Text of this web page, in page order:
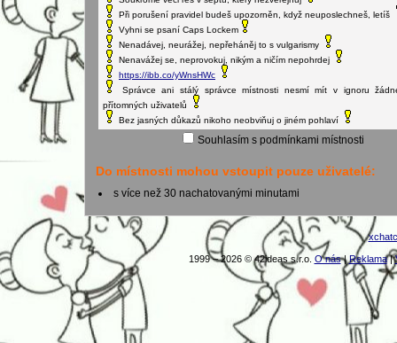
Při porušení pravidel budeš upozorněn, když neuposlechneš, letíš
Vyhni se psaní Caps Lockem
Nenadávej, neurážej, nepřeháněj to s vulgarismy
Nenavážej se, neprovokuj, nikým a ničím nepohrdej
https://ibb.co/yWnsHWc
Správce ani stálý správce místnosti nesmí mít v ignoru
přítomných uživatelů
Bez jasných důkazů nikoho neobviňuj o jiném pohlaví
Souhlasím s podmínkami místnosti
Do místnosti mohou vstoupit pouze uživatelé:
s více než 30 nachatovanými minutami
1999 – 2026 © 42ideas s.r.o. O nás|Reklama|